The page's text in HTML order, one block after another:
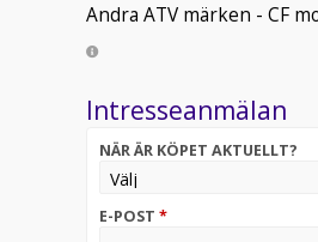
Andra ATV märken - CF
Intresseanmälan
NÄR ÄR KÖPET AKTUELLT?
E-POST *